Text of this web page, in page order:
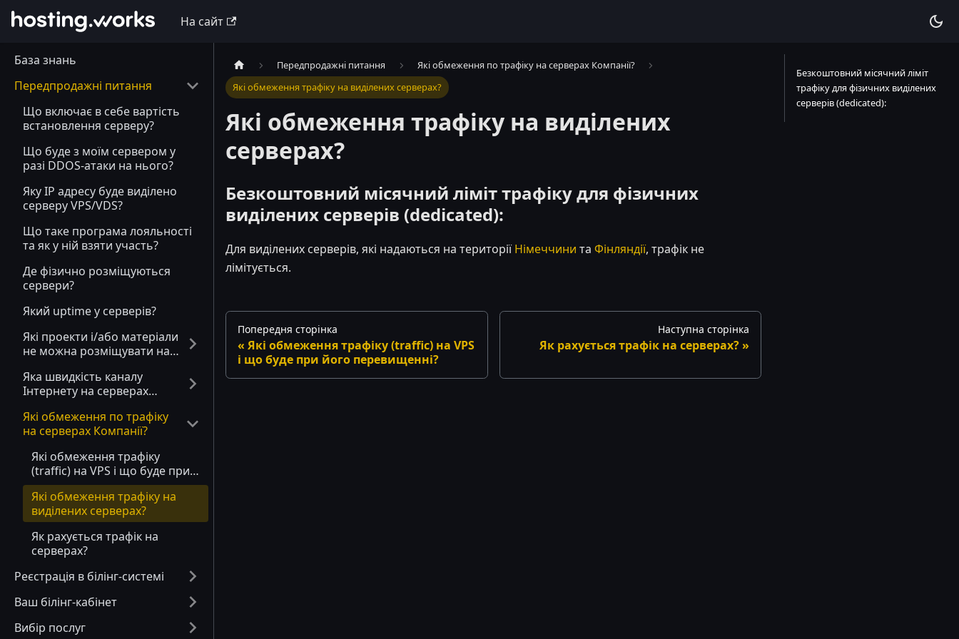
На сайт
База знань
Передпродажні питання
Що включає в себе вартість
встановлення серверу?
Що буде з моїм сервером у
разі DDOS-атаки на нього?
Яку IP адресу буде виділено
серверу VPS/VDS?
Що таке програма лояльності
та як у ній взяти участь?
Де фізично розміщуються
сервери?
Який uptime у серверів?
Які проекти і/або матеріали
не можна розміщувати на
Яка швидкість каналу
Інтернету на серверах
Які обмеження по трафіку
на серверах Компанії?
Які обмеження трафіку
(traffic) на VPS і що буде при
його перевищенні?
Які обмеження трафіку на
виділених серверах?
Як рахується трафік на
серверах?
Реєстрація в білінг-системі
Ваш білінг-кабінет
Вибір послуг
Передпродажні питання
Які обмеження по трафіку на серверах Компанії?
Які обмеження трафіку на виділених серверах?
Які обмеження трафіку на виділених
серверах?
Безкоштовний місячний ліміт трафіку для фізичних
виділених серверів (dedicated):
Для виділених серверів, які надаються на територіїНімеччини та Фінляндії, трафік не
лімітується.
Попередня сторінка
Які обмеження трафіку (traffic) на VPS
і що буде при його перевищенні?
Наступна сторінка
Як рахується трафік на серверах?
Безкоштовний місячний ліміт
трафіку для фізичних виділених
серверів (dedicated):